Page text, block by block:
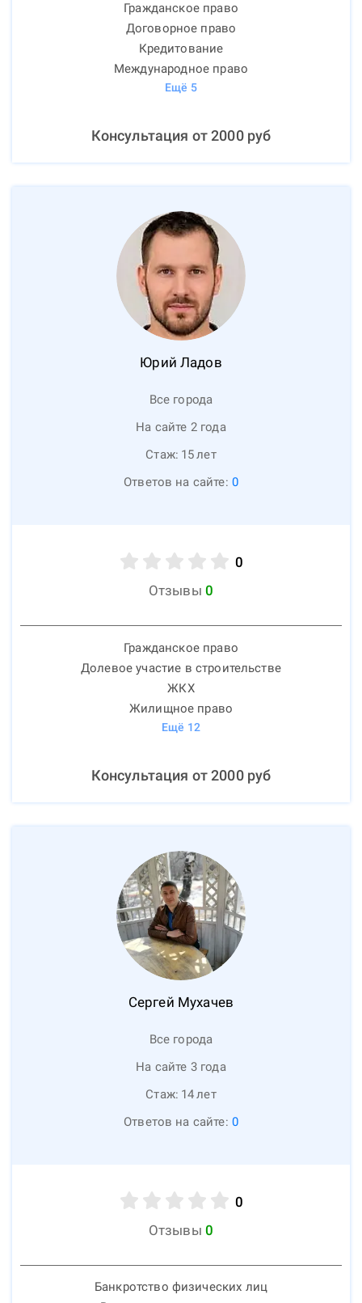
Гражданское право
Договорное право
Кредитование
Международное право
Ещё 5
Консультация от2000руб
Юрий Ладов
Все города
На сайте 2 года
Стаж: 15лет
Ответов на сайте: 0
0
Отзывы 0
Гражданское право
Долевое участие в строительстве
ЖКХ
Жилищное право
Ещё 12
Консультация от2000руб
Сергей Мухачев
Все города
На сайте 3 года
Стаж: 14лет
Ответов на сайте: 0
0
Отзывы 0
Банкротство физических лиц